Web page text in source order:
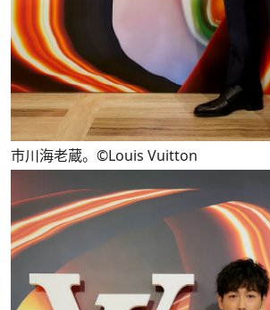
市川海老蔵。©Louis Vuitton